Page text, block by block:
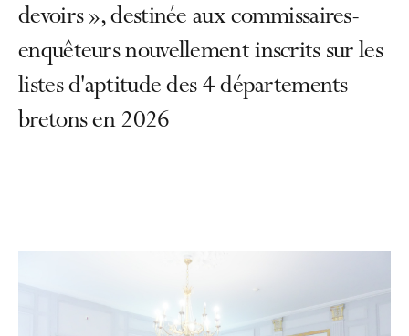
devoirs », destinée aux commissaires-
enquêteurs nouvellement inscrits sur les
listes d'aptitude des 4 départements
bretons en 2026